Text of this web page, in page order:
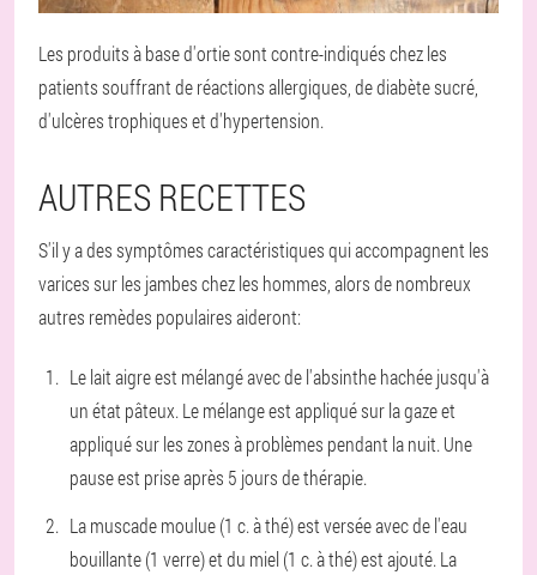
Les produits à base d'ortie sont contre-indiqués chez les
patients souffrant de réactions allergiques, de diabète sucré,
d'ulcères trophiques et d'hypertension.
AUTRES RECETTES
S'il y a des symptômes caractéristiques qui accompagnent les
varices sur les jambes chez les hommes, alors de nombreux
autres remèdes populaires aideront:
Le lait aigre est mélangé avec de l'absinthe hachée jusqu'à
un état pâteux. Le mélange est appliqué sur la gaze et
appliqué sur les zones à problèmes pendant la nuit. Une
pause est prise après 5 jours de thérapie.
La muscade moulue (1 c. à thé) est versée avec de l'eau
bouillante (1 verre) et du miel (1 c. à thé) est ajouté. La